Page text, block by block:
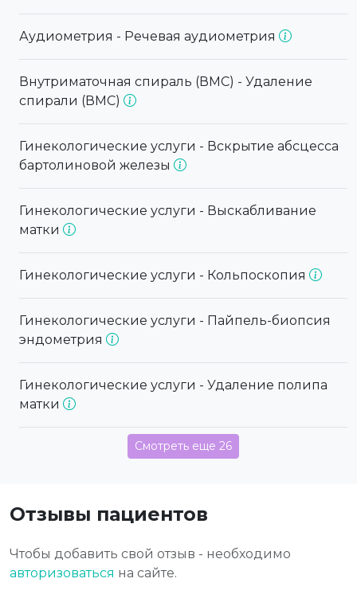
Аудиометрия - Речевая аудиометрия
Внутриматочная спираль (ВМС) - Удаление
спирали (ВМС)
Гинекологические услуги - Вскрытие абсцесса
бартолиновой железы
Гинекологические услуги - Выскабливание
матки
Гинекологические услуги - Кольпоскопия
Гинекологические услуги - Пайпель-биопсия
эндометрия
Гинекологические услуги - Удаление полипа
матки
Смотреть еще 26
Отзывы пациентов
Чтобы добавить свой отзыв - необходимо
авторизоваться на сайте.